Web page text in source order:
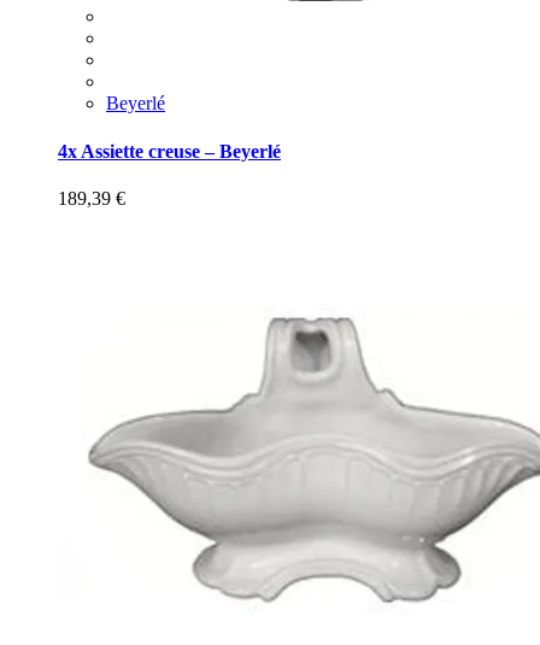
Beyerlé
4x Assiette creuse – Beyerlé
189,39 €